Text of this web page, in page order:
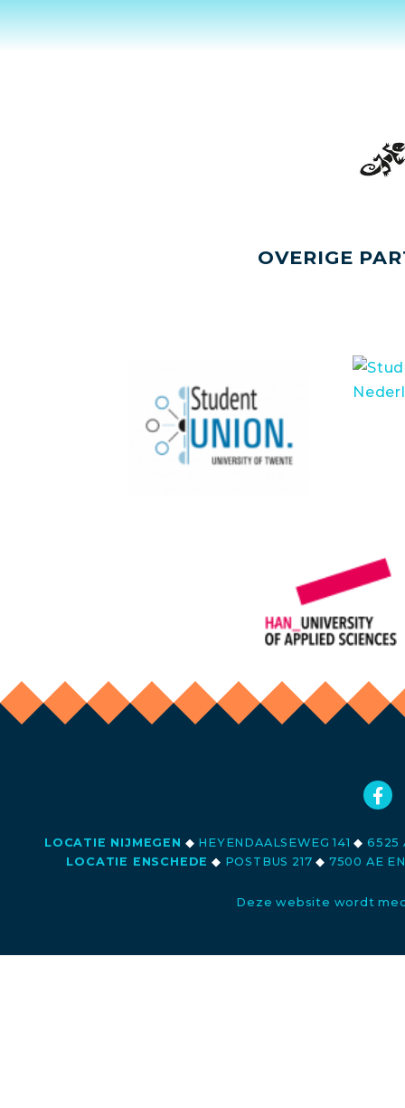
OVERIGE
LOCATIE NIJMEGEN ◆ HEYENDAALSEWEG 141◆ 6525
LOCATIE ENSCHEDE ◆ POSTBUS 217◆ 7500 AE
Deze website wordt